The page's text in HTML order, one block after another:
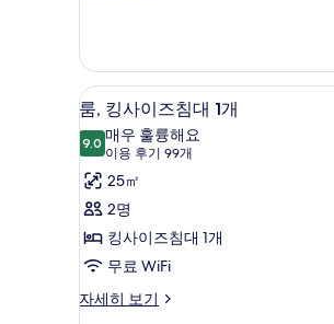
보
기
자
세
히
보
기
룸,
킹
사
이
즈
침
대
1
고급
7
룸, 킹사이즈침대 1개
9.09.0점 만점 중 10점
매우 훌륭해요
이용 후기 99개
(이
용
후
기
99
개)
25㎡
2명
킹사이즈침대 1개
무료 WiFi
자세히 보기
룸,